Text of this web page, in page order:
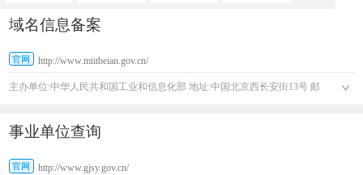
域名信息备案
官网 http://www.miitbeian.gov.cn/
主办单位:中华人民共和国工业和信息化部 地址:中国北京西长安街13号 邮
事业单位查询
官网 http://www.gjsy.gov.cn/